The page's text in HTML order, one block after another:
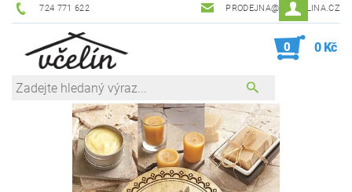
724 771 622 PRODEJNA@ZEVCELINA.CZ
0 0 Kč